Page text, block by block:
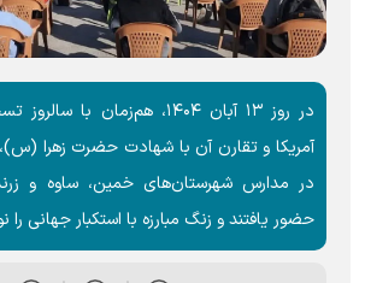
در روز ۱۳ آبان ۱۴۰۴، هم‌زمان با
آمریکا و تقارن آن با شهادت حضرت زهرا
در مدارس شهرستان‌های خمین، ساوه و
حضور یافتند و زنگ مبارزه با استکبار جهانی را